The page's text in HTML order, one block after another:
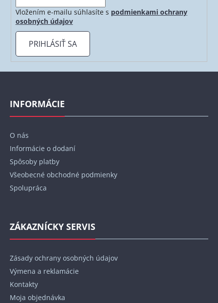
Vložením e-mailu súhlasíte s podmienkami ochrany
osobných údajov
PRIHLÁSIŤ SA
INFORMÁCIE
O nás
Informácie o dodaní
Spôsoby platby
Všeobecné obchodné podmienky
Spolupráca
ZÁKAZNÍCKY SERVIS
Zásady ochrany osobných údajov
Výmena a reklamácie
Kontakty
Moja objednávka